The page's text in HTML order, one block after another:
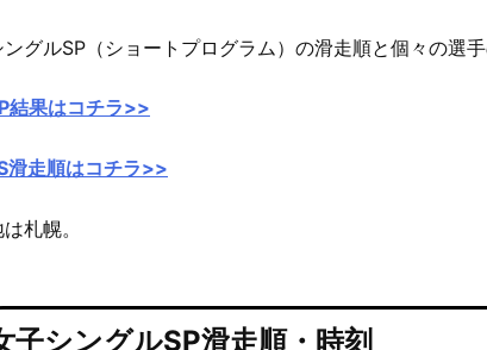
グルSP（ショートプログラム）の滑走順と個々の選手
結果はコチラ>>
滑走順はコチラ>>
札幌。
子シングルSP滑走順・時刻